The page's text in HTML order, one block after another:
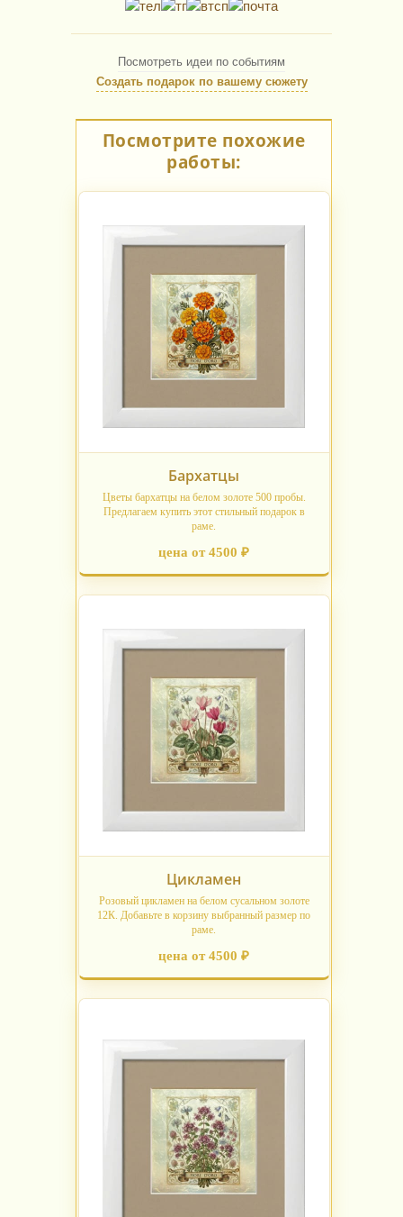
Посмотреть идеи по событиям
Создать подарок по вашему сюжету
Посмотрите похожие
работы:
Бархатцы
Цветы бархатцы на белом золоте 500 пробы.
Предлагаем купить этот стильный подарок в
раме.
цена от 4500 ₽
Цикламен
Розовый цикламен на белом сусальном золоте
12К. Добавьте в корзину выбранный размер по
раме.
цена от 4500 ₽